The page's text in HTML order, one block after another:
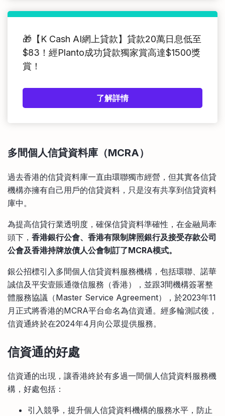
🎁【K Cash AI網上貸款】貸款20萬日息低至
$83！經Planto成功貸款獨家賞高達$1500獎
賞！
了解詳情
多間個人信貸資料庫（MCRA）
過去香港的信貸資料庫一直由環聯獨市經營，但其實各信貸
機構亦擁有自己用戶的信貸資料，只是沒有共享到信貸資料
庫中。
為提高信貸行業透明度，確保信貸資料準確性，在金融局牽
頭下， 香港銀行公會、香港有限制牌照銀行及接受存款公司
公會及香港持牌放債人公會制訂了MCRA模式。
銀公招標引入多間個人信貸資料服務機構，包括環聯、諾華
誠信及平安壹賬通徵信服務（香港），並跟3間機構簽署整
體服務協議（Master Service Agreement），於2023年11
月正式將香港的MCRA平台命名為信資通。經多輪測試後，
信資通終於在2024年4月向公眾提供服務。
信資通的好處
信資通的出現，讓香港終於有多過一間個人信貸資料服務機
構，好處包括：
引入競爭，提升個人信貸資料機構的服務水平，防止